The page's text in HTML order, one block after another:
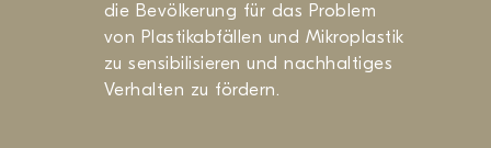
die Bevölkerung für das Problem
von Plastikabfällen und Mikroplastik
zu sensibilisieren und nachhaltiges
Verhalten zu fördern.